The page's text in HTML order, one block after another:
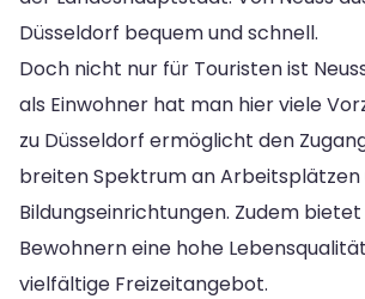
Düsseldorf bequem und schnell.
Doch nicht nur für Touristen ist
als Einwohner hat man hier viele
zu Düsseldorf ermöglicht den
breiten Spektrum an Arbeitsplätzen
Bildungseinrichtungen. Zudem bietet
Bewohnern eine hohe
vielfältige Freizeitangebot.